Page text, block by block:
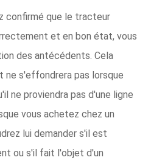
confirmé que le tracteur
et en bon état, vous
des antécédents. Cela
ne s'effondrera pas lorsque
ne proviendra pas d'une ligne
vous achetez chez un
lui demander s'il est
ou s'il fait l'objet d'un